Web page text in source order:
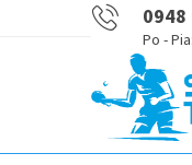
0948